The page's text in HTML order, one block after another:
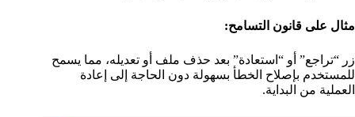
مثال على قانون التسامح:
زر “تراجع” أو “استعادة” بعد حذف ملف أو تعديله، مما يسمح
للمستخدم بإصلاح الخطأ بسهولة دون الحاجة إلى إعادة
العملية من البداية.